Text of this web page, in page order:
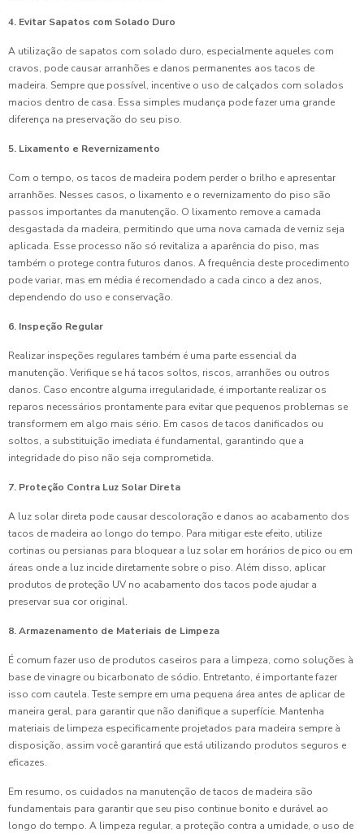
4. Evitar Sapatos com Solado Duro
A utilização de sapatos com solado duro, especialmente aqueles com
cravos, pode causar arranhões e danos permanentes aos tacos de
madeira. Sempre que possível, incentive o uso de calçados com solados
macios dentro de casa. Essa simples mudança pode fazer uma grande
diferença na preservação do seu piso.
5. Lixamento e Revernizamento
Com o tempo, os tacos de madeira podem perder o brilho e apresentar
arranhões. Nesses casos, o lixamento e o revernizamento do piso são
passos importantes da manutenção. O lixamento remove a camada
desgastada da madeira, permitindo que uma nova camada de verniz seja
aplicada. Esse processo não só revitaliza a aparência do piso, mas
também o protege contra futuros danos. A frequência deste procedimento
pode variar, mas em média é recomendado a cada cinco a dez anos,
dependendo do uso e conservação.
6. Inspeção Regular
Realizar inspeções regulares também é uma parte essencial da
manutenção. Verifique se há tacos soltos, riscos, arranhões ou outros
danos. Caso encontre alguma irregularidade, é importante realizar os
reparos necessários prontamente para evitar que pequenos problemas se
transformem em algo mais sério. Em casos de tacos danificados ou
soltos, a substituição imediata é fundamental, garantindo que a
integridade do piso não seja comprometida.
7. Proteção Contra Luz Solar Direta
A luz solar direta pode causar descoloração e danos ao acabamento dos
tacos de madeira ao longo do tempo. Para mitigar este efeito, utilize
cortinas ou persianas para bloquear a luz solar em horários de pico ou em
áreas onde a luz incide diretamente sobre o piso. Além disso, aplicar
produtos de proteção UV no acabamento dos tacos pode ajudar a
preservar sua cor original.
8. Armazenamento de Materiais de Limpeza
É comum fazer uso de produtos caseiros para a limpeza, como soluções à
base de vinagre ou bicarbonato de sódio. Entretanto, é importante fazer
isso com cautela. Teste sempre em uma pequena área antes de aplicar de
maneira geral, para garantir que não danifique a superfície. Mantenha
materiais de limpeza especificamente projetados para madeira sempre à
disposição, assim você garantirá que está utilizando produtos seguros e
eficazes.
Em resumo, os cuidados na manutenção de tacos de madeira são
fundamentais para garantir que seu piso continue bonito e durável ao
longo do tempo. A limpeza regular, a proteção contra a umidade, o uso de